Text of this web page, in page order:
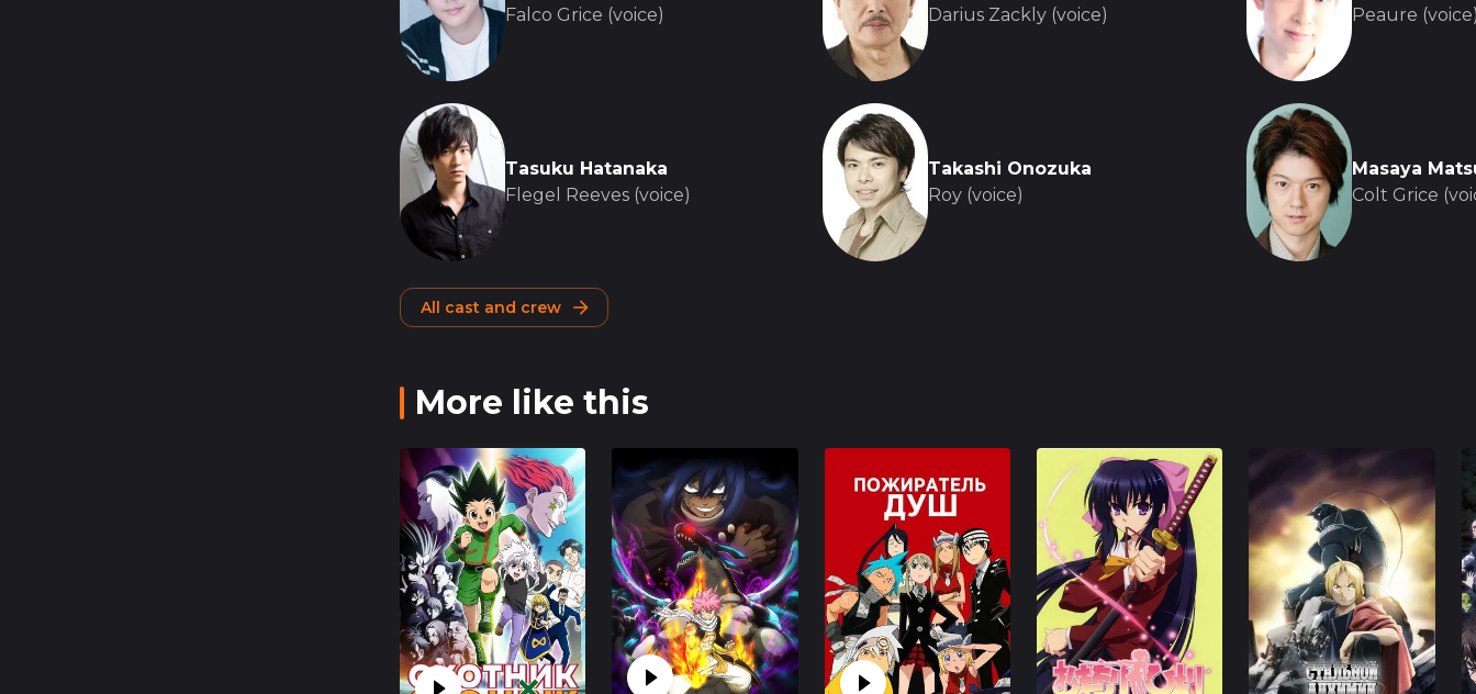
Falco Grice (voice)
Darius Zackly (voice)
Peaure
Tasuku Hatanaka
Flegel Reeves (voice)
Takashi Onozuka
Roy (voice)
Masaya
Colt Grice
All cast and crew
More like this